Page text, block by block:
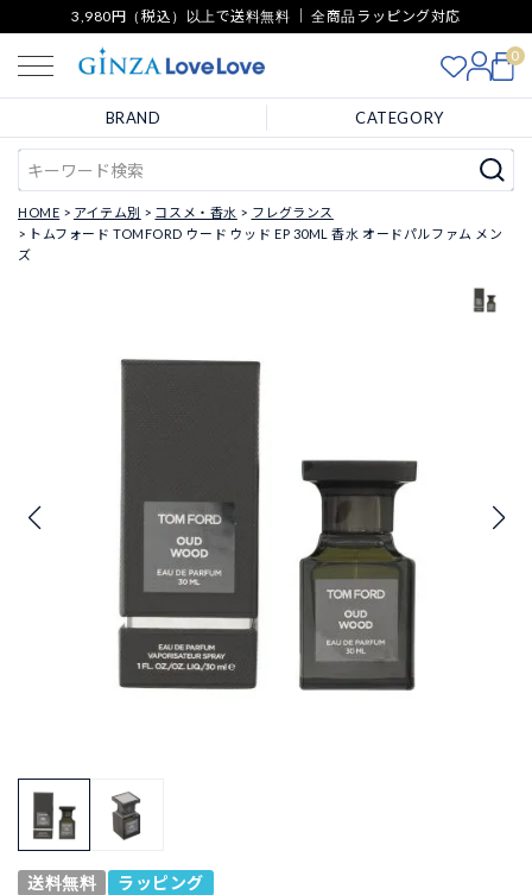
3,980円（税込）以上で送料無料 ｜ 全商品ラッピング対応
0
BRAND CATEGORY
HOME アイテム別 コスメ・香水
フレグランス
トムフォード TOMFORD ウード ウッド EP 30ML 香水 オードパルファム メン
ズ
送料無料 ラッピング